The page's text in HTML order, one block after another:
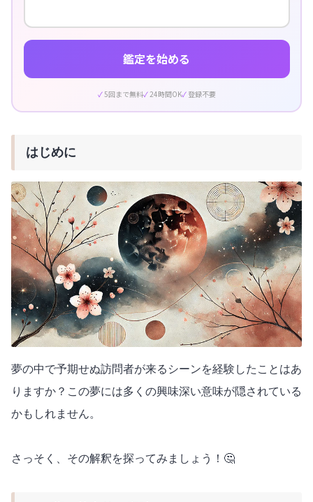
鑑定を始める
5回まで無料 24時間OK 登録不要
はじめに
夢の中で予期せぬ訪問者が来るシーンを経験したことはあ
りますか？この夢には多くの興味深い意味が隠されている
かもしれません。
さっそく、その解釈を探ってみましょう！🤔